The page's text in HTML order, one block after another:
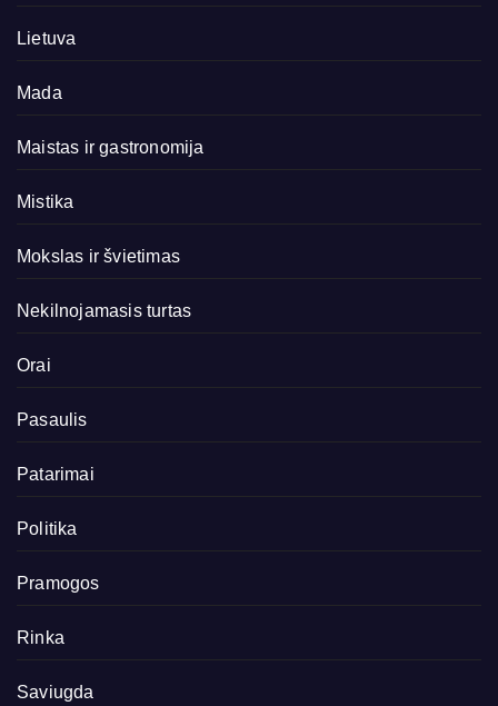
Lietuva
Mada
Maistas ir gastronomija
Mistika
Mokslas ir švietimas
Nekilnojamasis turtas
Orai
Pasaulis
Patarimai
Politika
Pramogos
Rinka
Saviugda